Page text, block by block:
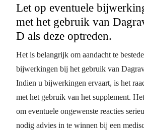
Let op eventuele
met het gebruik van
D als deze optreden.
Het is belangrijk om aandacht te
bijwerkingen bij het gebruik van
Indien u bijwerkingen ervaart, is het
met het gebruik van het supplement.
om eventuele ongewenste reacties
nodig advies in te winnen bij een